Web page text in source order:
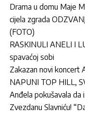
Drama u domu Maje
cijela zgrada
(FOTO)
RASKINULI ANELI I
spavaćoj sobi
Zakazan novi koncert
NAPUNI TOP HILL,
Anđela pokušavala da
Zvezdanu Slavniću!